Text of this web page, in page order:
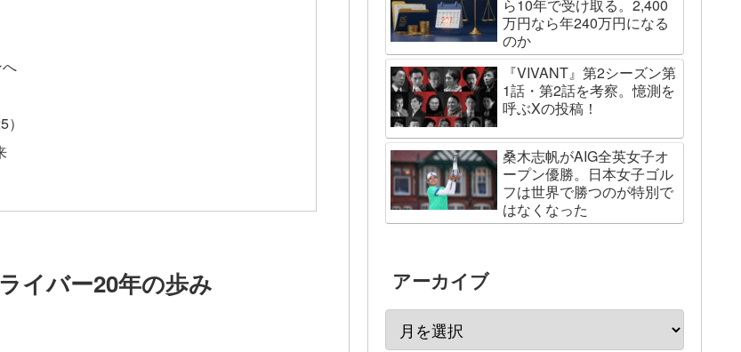
イバー20年の歩み
ら10年で受け取る。2,400
万円なら年240万円になる
のか
『VIVANT』第2シーズン第
1話・第2話を考察。憶測を
呼ぶXの投稿！
桑木志帆がAIG全英女子オ
ープン優勝。日本女子ゴル
フは世界で勝つのが特別で
はなくなった
アーカイブ